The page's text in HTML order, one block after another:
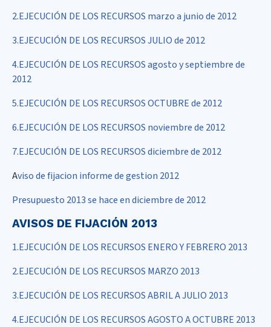
2.EJECUCIÓN DE LOS RECURSOS marzo a junio de 2012
3.EJECUCIÓN DE LOS RECURSOS JULIO de 2012
4.EJECUCIÓN DE LOS RECURSOS agosto y septiembre de
2012
5.EJECUCIÓN DE LOS RECURSOS OCTUBRE de 2012
6.EJECUCIÓN DE LOS RECURSOS noviembre de 2012
7.EJECUCIÓN DE LOS RECURSOS diciembre de 2012
Aviso de fijacion informe de gestion 2012
Presupuesto 2013 se hace en diciembre de 2012
AVISOS DE FIJACIÓN 2013
1.EJECUCIÓN DE LOS RECURSOS ENERO Y FEBRERO 2013
2.EJECUCIÓN DE LOS RECURSOS MARZO 2013
3.EJECUCIÓN DE LOS RECURSOS ABRIL A JULIO 2013
4.EJECUCIÓN DE LOS RECURSOS AGOSTO A OCTUBRE 2013